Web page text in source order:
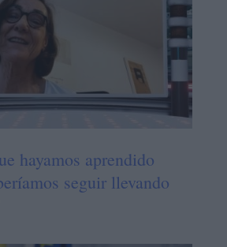
hayamos aprendido
seguir llevando